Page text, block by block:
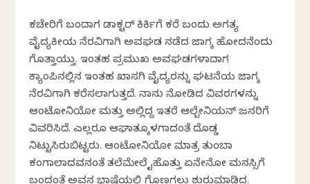
ಕಚೇರಿಗೆ ಬಂದಾಗ ಡಾಕ್ಟರ್ ಕಿರ್ಕಿಗೆ ಕರೆ ಬಂದು ಅಗತ್ಯ
ವೈದ್ಯಕೀಯ ನೆರವಿಗಾಗಿ ಅವಘಡ ನಡೆದ ಜಾಗಕ್ಕೆ ಹೋದನೆಂದು
ಗೊತ್ತಾಯ್ತು. ಇಂತಹ ಪ್ರಮುಖ ಅವಘಡಗಳಾದಾಗ
ಕ್ಯಾಂಪಿನಲ್ಲಿನ ಇಂತಹ ಖಾಸಗಿ ವೈದ್ಯರನ್ನು ಘಟನೆಯ ಜಾಗಕ್ಕೆ
ನೆರವಿಗಾಗಿ ಕರೆಸಲಾಗುತ್ತದೆ. ನಾನು ನೋಡಿದ ವಿವರಗಳನ್ನು
ಆಂಟೋನಿಯೋ ಮತ್ತು ಅಲ್ಲಿದ್ದ ಇತರೆ ಆಲ್ಬೇನಿಯನ್ ಜನರಿಗೆ
ವಿವರಿಸಿದೆ. ಎಲ್ಲರೂ ಆಘಾತಕ್ಕೊಳಗಾದಂತೆ ದೊಡ್ಡ
ನಿಟ್ಟುಸಿರುಬಿಟ್ಟರು. ಆಂಟೋನಿಯೋ ಮಾತ್ರ ತುಂಬಾ
ಕಂಗಾಲಾದವನಂತೆ ತಲೆಮೇಲೆ ಕೈಹೊತ್ತು ಏನೇನೋ ಮನಸ್ಸಿಗೆ